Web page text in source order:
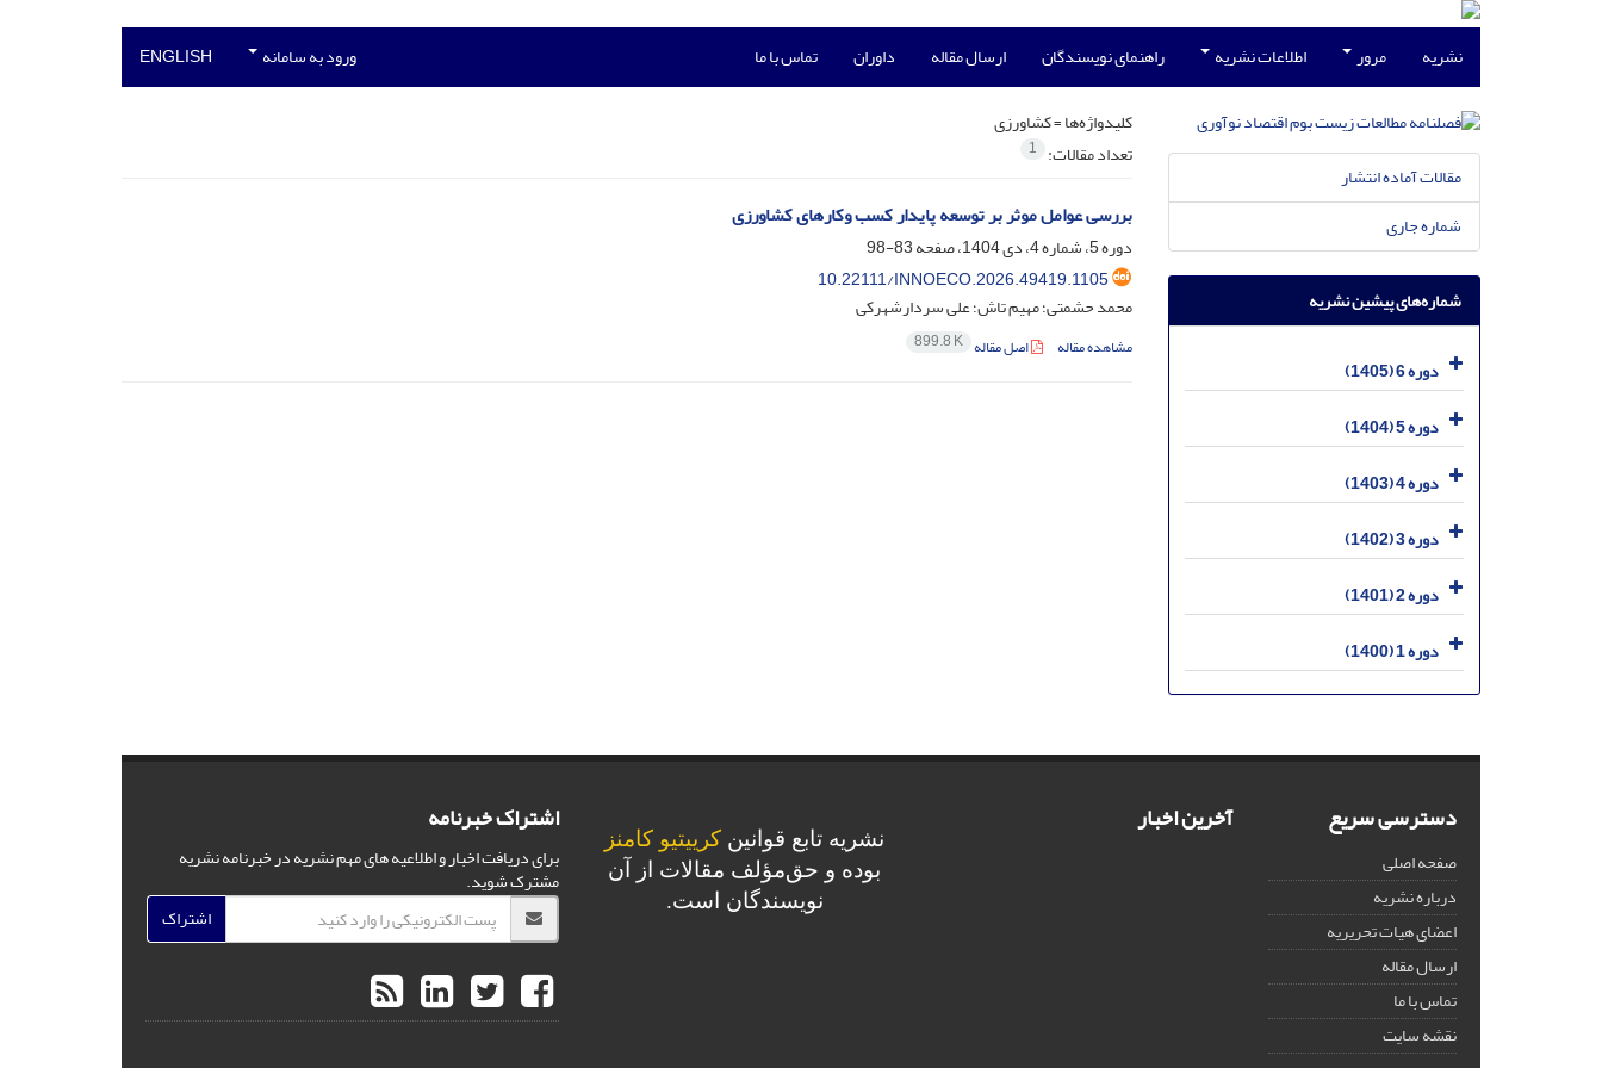
نشریه مرور اطلاعات نشریه راهنمای نویسندگان ارسال مقاله داوران تماس با ما ورود به سامانه ENGLISH
کلیدواژه‌ها =کشاورزی
تعداد مقالات: 1
بررسی عوامل موثر بر توسعه پایدار کسب وکارهای کشاورزی
دوره 5، شماره 4، دی 1404، صفحه
83-98
10.22111/INNOECO.2026.49419.1105
محمد حشمتی؛ مهیم تاش؛ علی سردارشهرکی
مشاهده مقاله اصل مقاله 899.8 K
مقالات آماده انتشار
شماره جاری
شماره‌های پیشین نشریه
دوره 6 (1405)
دوره 5 (1404)
دوره 4 (1403)
دوره 3 (1402)
دوره 2 (1401)
دوره 1 (1400)
دسترسی سریع
صفحه اصلی
درباره نشریه
اعضای هیات تحریریه
ارسال مقاله
تماس با ما
نقشه سایت
آخرین اخبار نشریه تابع قوانین کرییتیو کامنز
بوده و حق‌مؤلف مقالات از آن
نویسندگان است.
اشتراک خبرنامه
برای دریافت اخبار و اطلاعیه های مهم نشریه در خبرنامه نشریه
مشترک شوید.
اشتراک